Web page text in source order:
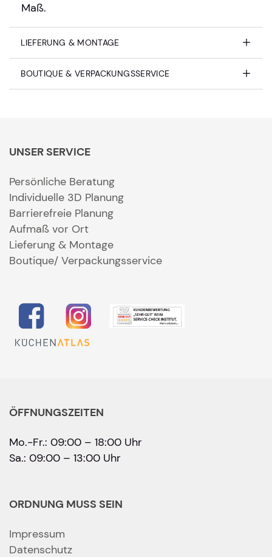
Maß.
LIEFERUNG & MONTAGE
BOUTIQUE & VERPACKUNGSSERVICE
UNSER SERVICE
Persönliche Beratung
Individuelle 3D Planung
Barrierefreie Planung
Aufmaß vor Ort
Lieferung & Montage
Boutique/ Verpackungsservice
ÖFFNUNGSZEITEN
Mo.-Fr.: 09:00 – 18:00 Uhr
Sa.: 09:00 – 13:00 Uhr
ORDNUNG MUSS SEIN
Impressum
Datenschutz